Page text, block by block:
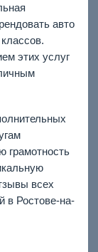
авто
этих услуг
грамотность
всех
в Ростове-на-